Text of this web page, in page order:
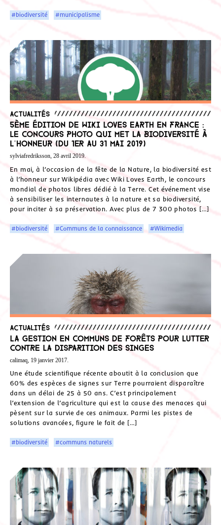
#biodiversité #municipalisme
Actualités
5ème édition de Wiki Loves Earth en France :
le concours photo qui met la biodiversité à
l’honneur (du 1er au 31 mai 2019)
sylviafredriksson, 28 avril 2019.
En mai, à l’occasion de la fête de la Nature, la biodiversité est
à l’honneur sur Wikipédia avec Wiki Loves Earth, le concours
mondial de photos libres dédié à la Terre. Cet événement vise
à sensibiliser les internautes à la nature et sa biodiversité,
pour inciter à sa préservation. Avec plus de 7 300 photos […]
#biodiversité #Communs de la connaissance #Wikimedia
Actualités
La gestion en communs de forêts pour lutter
contre la disparition des singes
calimaq, 19 janvier 2017.
Une étude scientifique récente aboutit à la conclusion que
60% des espèces de signes sur Terre pourraient disparaître
dans un délai de 25 à 50 ans. C’est principalement
l’extension de l’agriculture qui est la cause des menaces qui
pèsent sur la survie de ces animaux. Parmi les pistes de
solutions avancées, figure le fait de […]
#biodiversité #communs naturels